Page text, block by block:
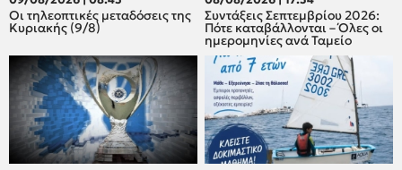
Οι τηλεοπτικές μεταδόσεις της
Κυριακής (9/8)
Συντάξεις Σεπτεμβρίου 2026:
Πότε καταβάλλονται – Όλες οι
ημερομηνίες ανά Ταμείο